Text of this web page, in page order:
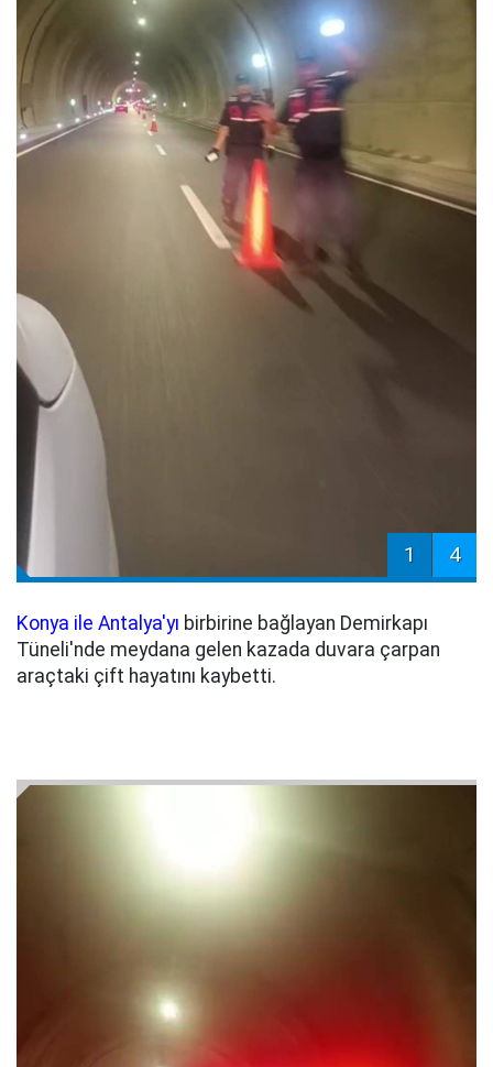
1 4
Konya ile Antalya'yı birbirine bağlayan Demirkapı
Tüneli'nde meydana gelen kazada duvara çarpan
araçtaki çift hayatını kaybetti.